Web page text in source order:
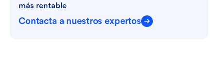
más rentable
Contacta a nuestros expertos